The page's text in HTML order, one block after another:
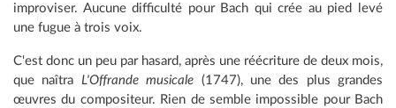
improviser. Aucune difficulté pour Bach qui crée au pied levé
une fugue à trois voix.
C'est donc un peu par hasard, après une réécriture de deux mois,
que naîtra L'Offrande musicale (1747), une des plus grandes
œuvres du compositeur. Rien de semble impossible pour Bach